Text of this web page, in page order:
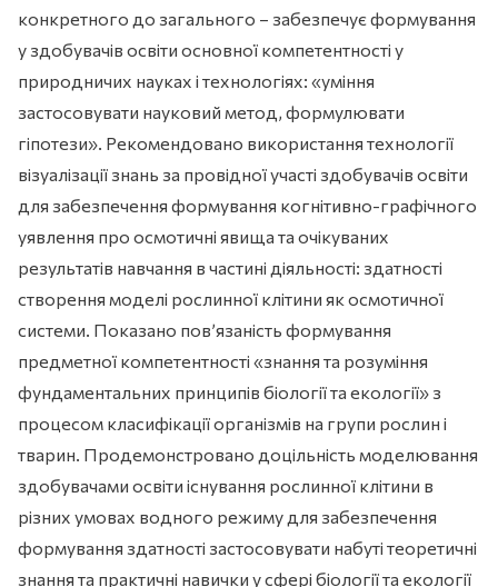
конкретного до загального – забезпечує формування
у здобувачів освіти основної компетентності у
природничих науках і технологіях: «уміння
застосовувати науковий метод, формулювати
гіпотези». Рекомендовано використання технології
візуалізації знань за провідної участі здобувачів освіти
для забезпечення формування когнітивно-графічного
уявлення про осмотичні явища та очікуваних
результатів навчання в частині діяльності: здатності
створення моделі рослинної клітини як осмотичної
системи. Показано пов’язаність формування
предметної компетентності «знання та розуміння
фундаментальних принципів біології та екології» з
процесом класифікації організмів на групи рослин і
тварин. Продемонстровано доцільність моделювання
здобувачами освіти існування рослинної клітини в
різних умовах водного режиму для забезпечення
формування здатності застосовувати набуті теоретичні
знання та практичні навички у сфері біології та екології